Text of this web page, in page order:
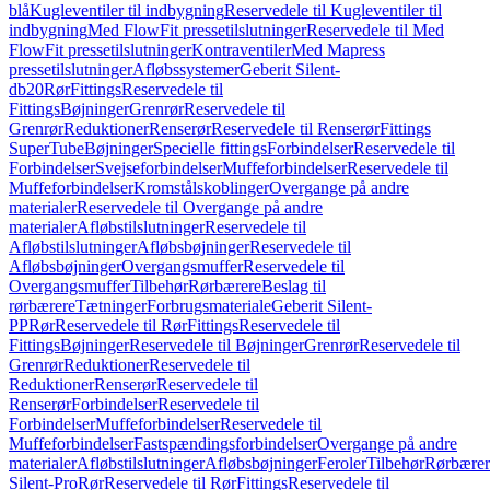
blåKugleventiler til indbygningReservedele til Kugleventiler til
indbygningMed FlowFit pressetilslutningerReservedele til Med
FlowFit pressetilslutningerKontraventilerMed Mapress
pressetilslutningerAfløbssystemerGeberit Silent-
db20RørFittingsReservedele til
FittingsBøjningerGrenrørReservedele til
GrenrørReduktionerRenserørReservedele til RenserørFittings
SuperTubeBøjningerSpecielle fittingsForbindelserReservedele til
ForbindelserSvejseforbindelserMuffeforbindelserReservedele til
MuffeforbindelserKromstålskoblingerOvergange på andre
materialerReservedele til Overgange på andre
materialerAfløbstilslutningerReservedele til
AfløbstilslutningerAfløbsbøjningerReservedele til
AfløbsbøjningerOvergangsmufferReservedele til
OvergangsmufferTilbehørRørbærereBeslag til
rørbærereTætningerForbrugsmaterialeGeberit Silent-
PPRørReservedele til RørFittingsReservedele til
FittingsBøjningerReservedele til BøjningerGrenrørReservedele til
GrenrørReduktionerReservedele til
ReduktionerRenserørReservedele til
RenserørForbindelserReservedele til
ForbindelserMuffeforbindelserReservedele til
MuffeforbindelserFastspændingsforbindelserOvergange på andre
materialerAfløbstilslutningerAfløbsbøjningerFerolerTilbehør
Silent-ProRørReservedele til RørFittingsReservedele til